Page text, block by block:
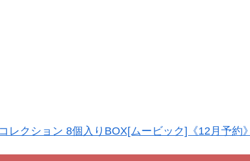
クション 8個入りBOX[ムービック]《12月予約》